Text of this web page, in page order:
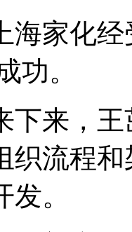
海家化
功。
下来，
织流程
。